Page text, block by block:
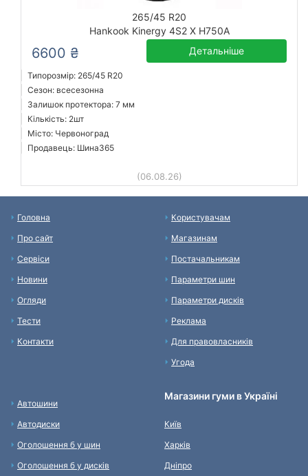
265/45 R20
Hankook Kinergy 4S2 X H750A
6600 ₴ Детальніше
Типорозмір: 265/45 R20
Сезон: всесезонна
Залишок протектора: 7 мм
Кількість: 2шт
Місто: Червоноград
Продавець: Шина365
(06.08.26)
Головна
Про сайт
Сервіси
Новини
Огляди
Тести
Контакти
Користувачам
Магазинам
Постачальникам
Параметри шин
Параметри дисків
Реклама
Для правовласників
Угода
Автошини
Автодиски
Оголошення б у шин
Оголошення б у дисків
Магазини гуми в Україні
Київ
Харків
Дніпро